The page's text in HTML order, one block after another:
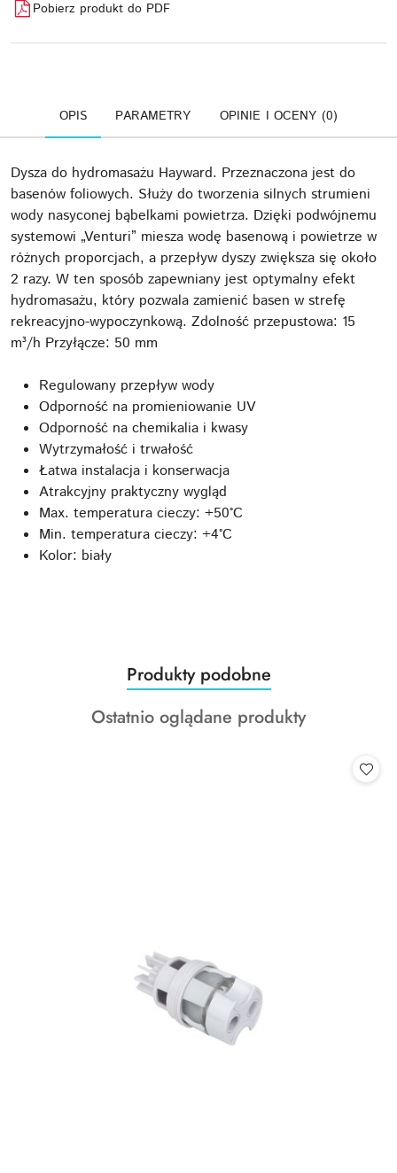
Pobierz produkt do PDF
OPIS PARAMETRY OPINIE I OCENY (0)
Dysza do hydromasażu Hayward. Przeznaczona jest do
basenów foliowych. Służy do tworzenia silnych strumieni
wody nasyconej bąbelkami powietrza. Dzięki podwójnemu
systemowi „Venturi” miesza wodę basenową i powietrze w
różnych proporcjach, a przepływ dyszy zwiększa się około
2 razy. W ten sposób zapewniany jest optymalny efekt
hydromasażu, który pozwala zamienić basen w strefę
rekreacyjno-wypoczynkową. Zdolność przepustowa: 15
m³/h Przyłącze: 50 mm
Regulowany przepływ wody
Odporność na promieniowanie UV
Odporność na chemikalia i kwasy
Wytrzymałość i trwałość
Łatwa instalacja i konserwacja
Atrakcyjny praktyczny wygląd
Max. temperatura cieczy: +50°C
Min. temperatura cieczy: +4°C
Kolor: biały
Pomiń karuzelę produktów
Produkty
o
statusie:
Produkty podobne
Produkty
Ostatnio oglądane produkty